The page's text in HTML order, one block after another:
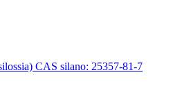
CAS silano: 25357-81-7